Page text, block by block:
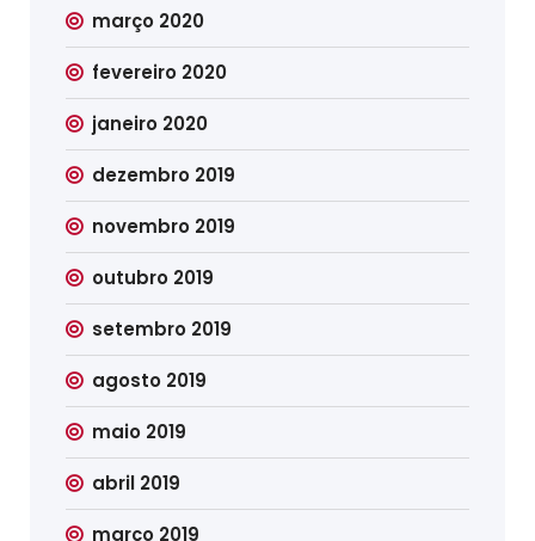
março 2020
fevereiro 2020
janeiro 2020
dezembro 2019
novembro 2019
outubro 2019
setembro 2019
agosto 2019
maio 2019
abril 2019
março 2019